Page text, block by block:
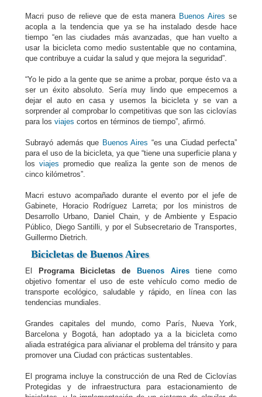
Macri puso de relieve que de esta manera Buenos Aires se
acopla a la tendencia que ya se ha instalado desde hace
tiempo “en las ciudades más avanzadas, que han vuelto a
usar la bicicleta como medio sustentable que no contamina,
que contribuye a cuidar la salud y que mejora la seguridad”.
“Yo le pido a la gente que se anime a probar, porque ésto va a
ser un éxito absoluto. Sería muy lindo que empecemos a
dejar el auto en casa y usemos la bicicleta y se van a
sorprender al comprobar lo competitivas que son las ciclovías
para los viajes cortos en términos de tiempo”, afirmó.
Subrayó además que Buenos Aires “es una Ciudad perfecta”
para el uso de la bicicleta, ya que “tiene una superficie plana y
los viajes promedio que realiza la gente son de menos de
cinco kilómetros”.
Macri estuvo acompañado durante el evento por el jefe de
Gabinete, Horacio Rodríguez Larreta; por los ministros de
Desarrollo Urbano, Daniel Chain, y de Ambiente y Espacio
Público, Diego Santilli, y por el Subsecretario de Transportes,
Guillermo Dietrich.
Bicicletas de Buenos Aires
El Programa Bicicletas de Buenos Airestiene como
objetivo fomentar el uso de este vehículo como medio de
transporte ecológico, saludable y rápido, en línea con las
tendencias mundiales.
Grandes capitales del mundo, como París, Nueva York,
Barcelona y Bogotá, han adoptado ya a la bicicleta como
aliada estratégica para alivianar el problema del tránsito y para
promover una Ciudad con prácticas sustentables.
El programa incluye la construcción de una Red de Ciclovías
Protegidas y de infraestructura para estacionamiento de